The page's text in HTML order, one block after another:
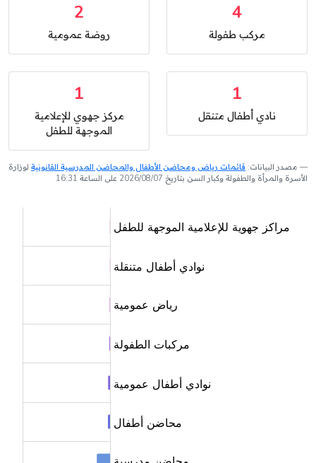
4
مركب طفولة
2
روضة عمومية
1
نادي أطفال متنقل
1
مركز جهوي للإعلامية
الموجهة للطفل
مصدر البيانات: قائمات رياض ومحاضن الأطفال والمحاضن المدرسية القانونية لوزارة
الأسرة والمرأة والطفولة وكبار السن بتاريخ 2026/08/07 على الساعة 16:31